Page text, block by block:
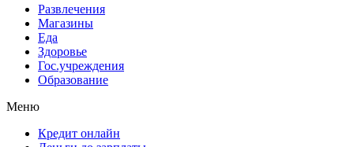
Развлечения
Магазины
Еда
Здоровье
Гос.учреждения
Образование
Меню
Кредит онлайн